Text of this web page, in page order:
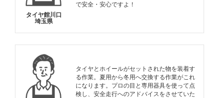
タイヤ館川口
埼玉県
で安全・安心ですよ！
タイヤとホイールがセットされた物を装着す
る作業。夏用から冬用へ交換する作業がこれ
になります。プロの目と専用器具を使って点
検し、安全走行へのアドバイスをさせていた